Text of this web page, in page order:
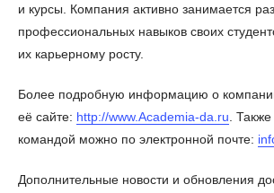
и курсы. Компания активно занимается
профессиональных навыков своих
их карьерному росту.
Более подробную информацию о
её сайте: http://www.Academia-da.ru .
командой можно по электронной почте:
Дополнительные новости и обновления